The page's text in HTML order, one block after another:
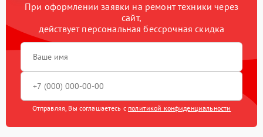
При оформлении заявки на ремонт техники через
сайт,
действует персональная бессрочная скидка
Отправляя, Вы соглашаетесь с политикой конфиденциальности